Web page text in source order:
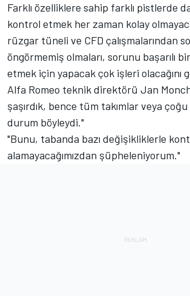
Farklı özelliklere sahip farklı pistlerde
kontrol etmek her zaman kolay
rüzgar tüneli ve CFD çalışmalarından
öngörmemiş olmaları, sorunu başarılı
etmek için yapacak çok işleri olacağını
Alfa Romeo teknik direktörü Jan
şaşırdık, bence tüm takımlar veya çoğu
durum böyleydi."
"Bunu, tabanda bazı değişikliklerle
alamayacağımızdan şüpheleniyorum."